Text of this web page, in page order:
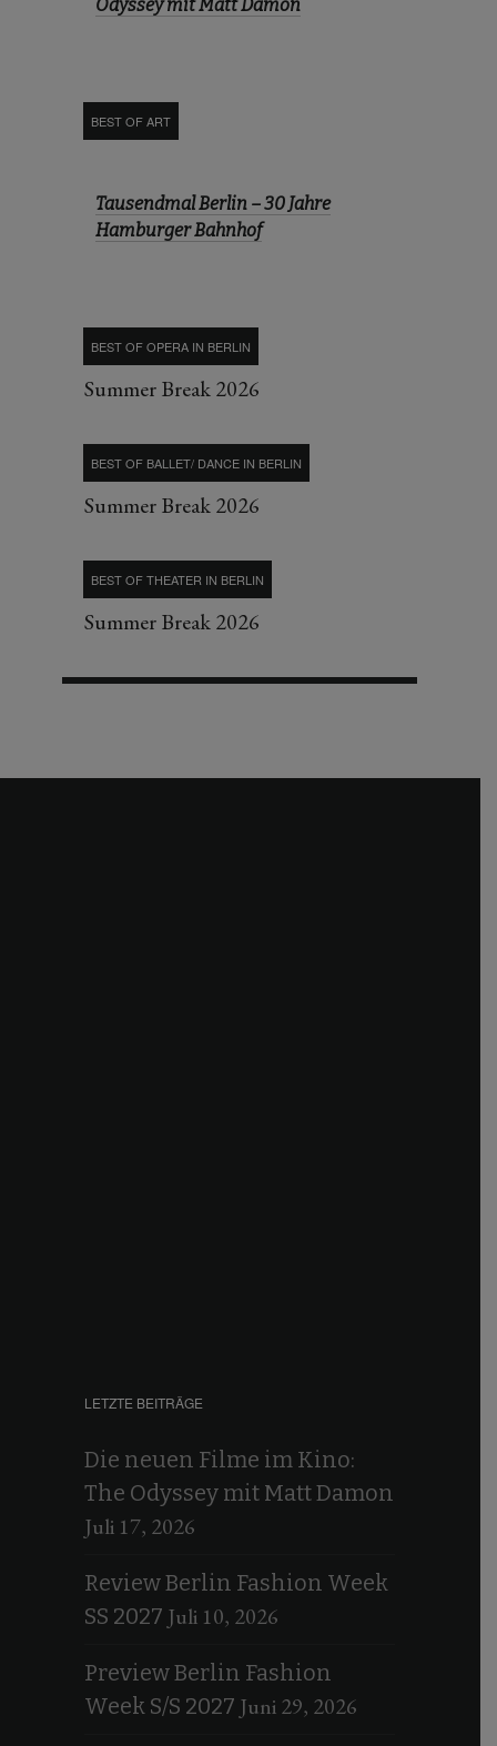
Odyssey mit Matt Damon
BEST OF ART
Tausendmal Berlin – 30 Jahre
Hamburger Bahnhof
BEST OF OPERA IN BERLIN
Summer Break 2026
BEST OF BALLET/ DANCE IN BERLIN
Summer Break 2026
BEST OF THEATER IN BERLIN
Summer Break 2026
LETZTE BEITRÄGE
Die neuen Filme im Kino:
The Odyssey mit Matt Damon
Juli 17, 2026
Review Berlin Fashion Week
SS 2027 Juli 10, 2026
Preview Berlin Fashion
Week S/S 2027 Juni 29, 2026